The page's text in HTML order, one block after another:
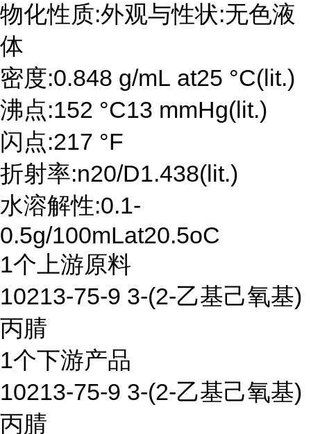
物化性质:外观与性状:无色液
体
密度:0.848 g/mL at25 °C(lit.)
沸点:152 °C13 mmHg(lit.)
闪点:217 °F
折射率:n20/D1.438(lit.)
水溶解性:0.1-
0.5g/100mLat20.5oC
1个上游原料
10213-75-9 3-(2-乙基己氧基)
丙腈
1个下游产品
10213-75-9 3-(2-乙基己氧基)
丙腈